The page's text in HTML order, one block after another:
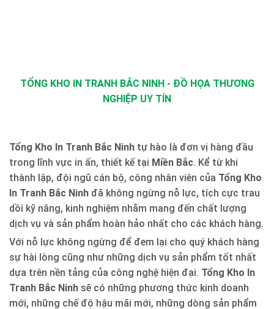
TỔNG KHO IN TRANH BẮC NINH - ĐỒ HỌA THƯƠNG
NGHIỆP UY TÍN
Tổng Kho In Tranh Bắc Ninh tự hào là đơn vị hàng đầu
trong lĩnh vực in ấn, thiết kế tại Miền Bắc. Kể từ khi
thành lập, đội ngũ cán bộ, công nhân viên của Tổng Kho
In Tranh Bắc Ninh đã không ngừng nỗ lực, tích cực trau
dồi kỹ năng, kinh nghiệm nhằm mang đến chất lượng
dịch vụ và sản phẩm hoàn hảo nhất cho các khách hàng.
Với nỗ lực không ngừng để đem lại cho quý khách hàng
sự hài lòng cũng như những dịch vụ sản phẩm tốt nhất
dựa trên nền tảng của công nghệ hiện đại. Tổng Kho In
Tranh Bắc Ninh sẽ có những phương thức kinh doanh
mới, những chế độ hậu mãi mới, những dòng sản phẩm